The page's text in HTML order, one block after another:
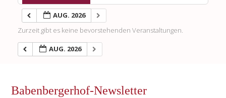
AUG. 2026
Zurzeit gibt es keine bevorstehenden Veranstaltungen.
AUG. 2026
Babenbergerhof-Newsletter